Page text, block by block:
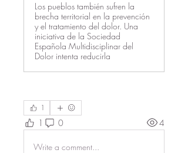
Los pueblos también sufren la
brecha territorial en la prevención
y el tratamiento del dolor. Una
iniciativa de la Sociedad
Española Multidisciplinar del
Dolor intenta reducirla
1
1 0 4
Write a comment...